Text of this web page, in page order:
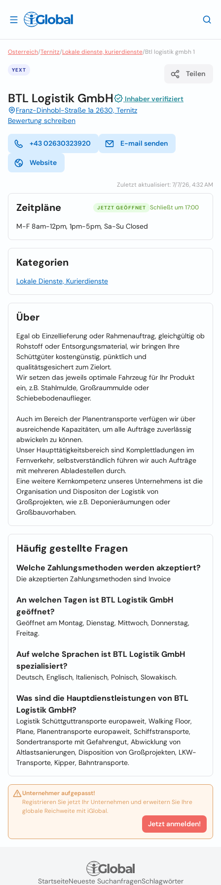
Osterreich/Ternitz/Lokale dienste, kurierdienste/Btl logistik gmbh 1
YEXT Teilen
BTL Logistik GmbH
Inhaber verifiziert
Franz-Dinhobl-Straße 1a 2630, Ternitz
Bewertung schreiben
+43 02630323920 E-mail senden
Website
Zuletzt aktualisiert: 7/7/26, 4:32 AM
Zeitpläne JETZT GEÖFFNET Schließt um 17:00
M-F 8am-12pm, 1pm-5pm, Sa-Su Closed
Kategorien
Lokale Dienste, Kurierdienste
Über
Egal ob Einzellieferung oder Rahmenauftrag, gleichgültig ob
Rohstoff oder Entsorgungsmaterial, wir bringen Ihre
Schüttgüter kostengünstig, pünktlich und
qualitätsgesichert zum Zielort.
Wir setzen das jeweils optimale Fahrzeug für Ihr Produkt
ein, z.B. Stahlmulde, Großraummulde oder
Schiebebodenauflieger.
Auch im Bereich der Planentransporte verfügen wir über
ausreichende Kapazitäten, um alle Aufträge zuverlässig
abwickeln zu können.
Unser Haupttätigkeitsbereich sind Komplettladungen im
Fernverkehr, selbstverständlich führen wir auch Aufträge
mit mehreren Abladestellen durch.
Eine weitere Kernkompetenz unseres Unternehmens ist die
Organisation und Dispositon der Logistik von
Großprojekten, wie z.B. Deponieräumungen oder
Großbauvorhaben.
Häufig gestellte Fragen
Welche Zahlungsmethoden werden akzeptiert?
Die akzeptierten Zahlungsmethoden sind Invoice
An welchen Tagen ist BTL Logistik GmbH
geöffnet?
Geöffnet am Montag, Dienstag, Mittwoch, Donnerstag,
Freitag.
Auf welche Sprachen ist BTL Logistik GmbH
spezialisiert?
Deutsch, Englisch, Italienisch, Polnisch, Slowakisch.
Was sind die Hauptdienstleistungen von BTL
Logistik GmbH?
Logistik Schüttguttransporte europaweit, Walking Floor,
Plane, Planentransporte europaweit, Schiffstransporte,
Sondertransporte mit Gefahrengut, Abwicklung von
Altlastsanierungen, Disposition von Großprojekten, LKW-
Transporte, Kipper, Bahntransporte.
Unternehmer aufgepasst!
Registrieren Sie jetzt Ihr Unternehmen und erweitern Sie Ihre
globale Reichweite mit iGlobal.
Jetzt anmelden!
StartseiteNeueste SuchanfragenSchlagwörter